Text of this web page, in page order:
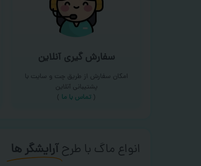
سفارش گیری آنلاین
امکان سفارش از طریق چت و سایت با
پشتیبانی آنلاین
( تماس با ما‌ )
انواع ماگ با طرحآرایشگر ها